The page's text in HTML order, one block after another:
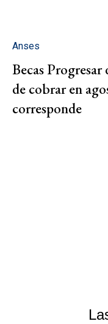
Anses
Becas Progresar
de cobrar en
corresponde